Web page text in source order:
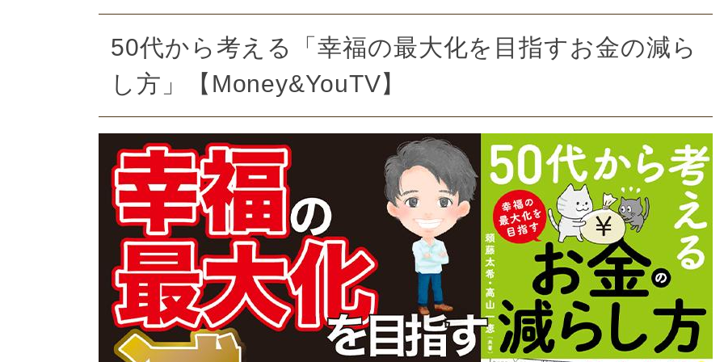
50代から考える「幸福の最大化を目指すお金の減ら
し方」【Money&YouTV】